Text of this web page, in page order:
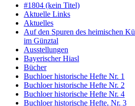
#1804 (kein Titel)
Aktuelle Links
Aktuelles
Auf den Spuren des heimischen
im Günztal
Ausstellungen
Bayerischer Hiasl
Bücher
Buchloer historische Hefte Nr. 1
Buchloer historische Hefte Nr. 2
Buchloer historische Hefte Nr. 4
Buchloer historische Hefte, Nr. 3